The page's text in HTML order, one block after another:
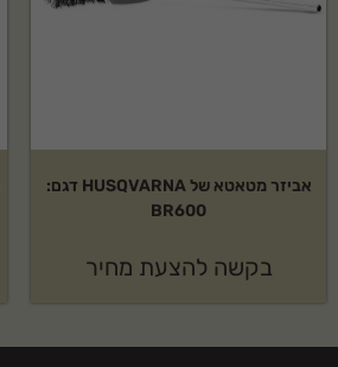
אביזר מטאטא של HUSQVARNA דגם:
BR600
בקשה להצעת מחיר